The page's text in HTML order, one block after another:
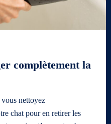
complètement la
nettoyez
chat pour en retirer les